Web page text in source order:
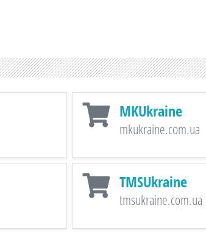
MKUkraine
mkukraine.com.ua
TMSUkraine
tmsukraine.com.ua